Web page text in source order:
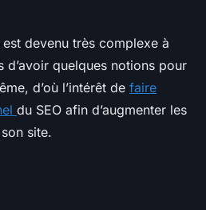
devenu très complexe à
d’avoir quelques notions pour
d’où l’intérêt de faire
du SEO afin d’augmenter les
site.